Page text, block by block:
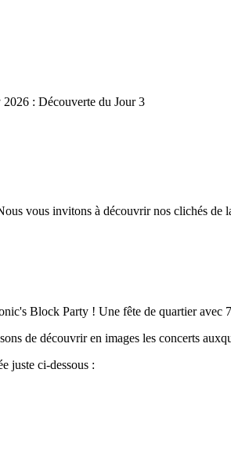
: Découverte du Jour 3
vous invitons à découvrir nos clichés de
Block Party ! Une fête de quartier avec
de découvrir en images les concerts
juste ci-dessous :